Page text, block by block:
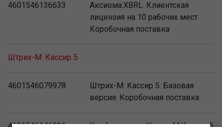
4601546136633
Аксиома:XBRL. Клиентская
лицензия на 10 рабочих мест.
Коробочная поставка
Штрих-М: Кассир 5
4601546079978
Штрих-М: Кассир 5. Базовая
версия. Коробочная поставка